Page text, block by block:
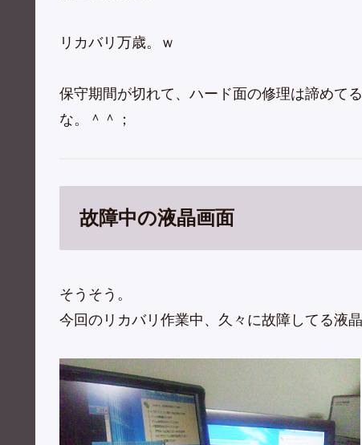
リカバリ万歳。ｗ
保守期間が切れて、ハード面の修理は諦めて
な。＾＾；
故障中の液晶画面
そうそう。
今回のリカバリ作業中、久々に故障してる液